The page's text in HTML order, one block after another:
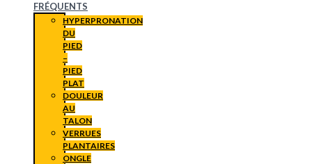
FRÉQUENTS
HYPERPRONATION
DU
PIED
–
PIED
PLAT
DOULEUR
AU
TALON
VERRUES
PLANTAIRES
ONGLE